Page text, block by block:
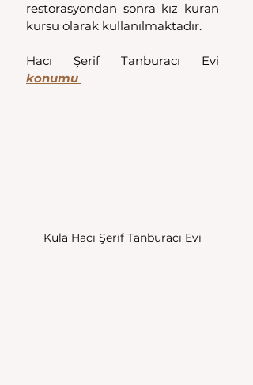
restorasyondan sonra kız kuran
kursu olarak kullanılmaktadır.
konumu
Kula Hacı Şerif Tanburacı Evi